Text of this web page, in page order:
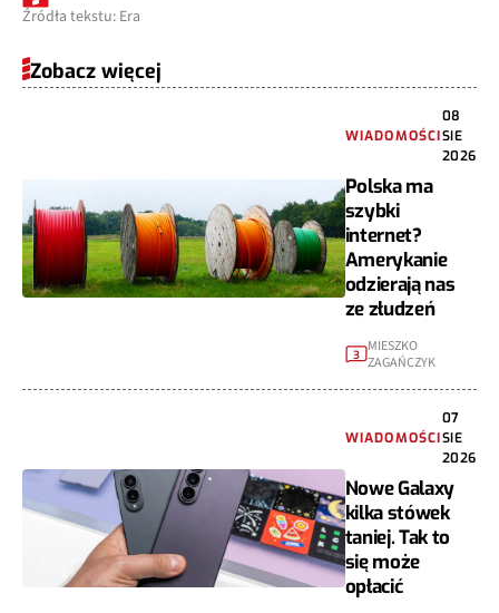
Źródła tekstu: Era
Zobacz więcej
WIADOMOŚCI
08
SIE
2026
Polska ma
szybki
internet?
Amerykanie
odzierają nas
ze złudzeń
3 MIESZKO
ZAGAŃCZYK
WIADOMOŚCI
07
SIE
2026
Nowe Galaxy
kilka stówek
taniej. Tak to
się może
opłacić